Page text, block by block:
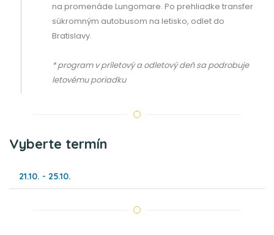
na promenáde Lungomare. Po prehliadke transfer
súkromným autobusom na letisko, odlet do
Bratislavy.
* program v príletový a odletový deň sa podrobuje
letovému poriadku
Vyberte termín
21.10. - 25.10.